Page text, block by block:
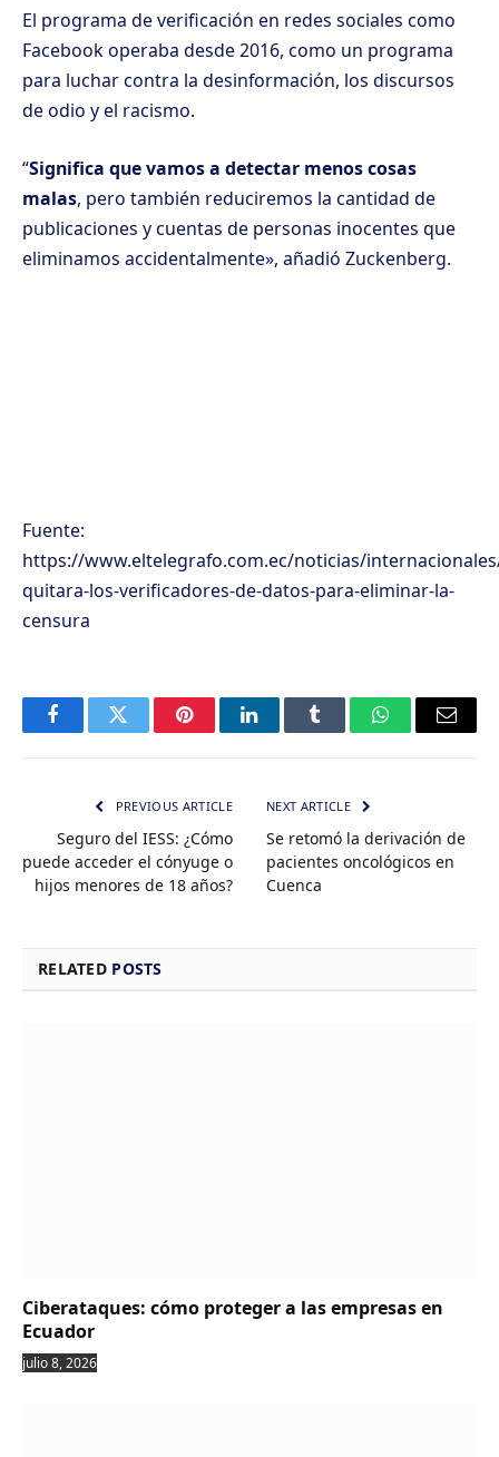
El programa de verificación en redes sociales como
Facebook operaba desde 2016, como un programa
para luchar contra la desinformación, los discursos
de odio y el racismo.
“Significa que vamos a detectar menos cosas
malas, pero también reduciremos la cantidad de
publicaciones y cuentas de personas inocentes que
eliminamos accidentalmente», añadió Zuckenberg.
Fuente:
https://www.eltelegrafo.com.ec/noticias/
quitara-los-verificadores-de-datos-para-eliminar-la-
censura
FacebookTwitter PinterestLinkedInTumblr WhatsAppEmail
PREVIOUS ARTICLE
Seguro del IESS: ¿Cómo
puede acceder el cónyuge o
hijos menores de 18 años?
NEXT ARTICLE
Se retomó la derivación de
pacientes oncológicos en
Cuenca
RELATED POSTS
Ciberataques: cómo proteger a las empresas en
Ecuador
julio 8, 2026